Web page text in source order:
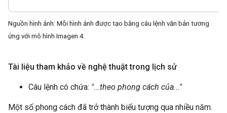
Nguồn hình ảnh: Mỗi hình ảnh được tạo bằng câu lệnh văn bản tương
ứng với mô hình Imagen 4.
Tài liệu tham khảo về nghệ thuật trong lịch sử
Câu lệnh có chứa: "...theo phong cách của..."
Một số phong cách đã trở thành biểu tượng qua nhiều năm.